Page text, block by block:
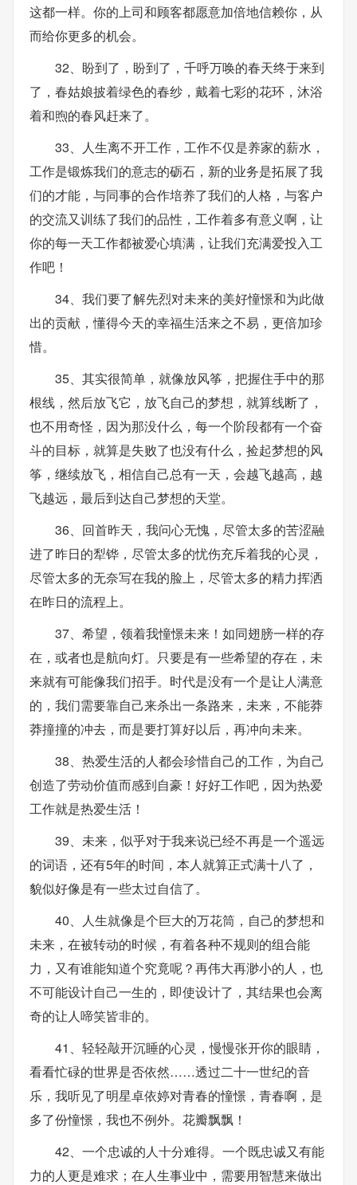
这都一样。你的上司和顾客都愿意加倍地信赖你，从
而给你更多的机会。
32、盼到了，盼到了，千呼万唤的春天终于来到
了，春姑娘披着绿色的春纱，戴着七彩的花环，沐浴
着和煦的春风赶来了。
33、人生离不开工作，工作不仅是养家的薪水，
工作是锻炼我们的意志的砺石，新的业务是拓展了我
们的才能，与同事的合作培养了我们的人格，与客户
的交流又训练了我们的品性，工作着多有意义啊，让
你的每一天工作都被爱心填满，让我们充满爱投入工
作吧！
34、我们要了解先烈对未来的美好憧憬和为此做
出的贡献，懂得今天的幸福生活来之不易，更倍加珍
惜。
35、其实很简单，就像放风筝，把握住手中的那
根线，然后放飞它，放飞自己的梦想，就算线断了，
也不用奇怪，因为那没什么，每一个阶段都有一个奋
斗的目标，就算是失败了也没有什么，捡起梦想的风
筝，继续放飞，相信自己总有一天，会越飞越高，越
飞越远，最后到达自己梦想的天堂。
36、回首昨天，我问心无愧，尽管太多的苦涩融
进了昨日的犁铧，尽管太多的忧伤充斥着我的心灵，
尽管太多的无奈写在我的脸上，尽管太多的精力挥洒
在昨日的流程上。
37、希望，领着我憧憬未来！如同翅膀一样的存
在，或者也是航向灯。只要是有一些希望的存在，未
来就有可能像我们招手。时代是没有一个是让人满意
的，我们需要靠自己来杀出一条路来，未来，不能莽
莽撞撞的冲去，而是要打算好以后，再冲向未来。
38、热爱生活的人都会珍惜自己的工作，为自己
创造了劳动价值而感到自豪！好好工作吧，因为热爱
工作就是热爱生活！
39、未来，似乎对于我来说已经不再是一个遥远
的词语，还有5年的时间，本人就算正式满十八了，
貌似好像是有一些太过自信了。
40、人生就像是个巨大的万花筒，自己的梦想和
未来，在被转动的时候，有着各种不规则的组合能
力，又有谁能知道个究竟呢？再伟大再渺小的人，也
不可能设计自己一生的，即使设计了，其结果也会离
奇的让人啼笑皆非的。
41、轻轻敲开沉睡的心灵，慢慢张开你的眼睛，
看看忙碌的世界是否依然……透过二十一世纪的音
乐，我听见了明星卓依婷对青春的憧憬，青春啊，是
多了份憧憬，我也不例外。花瓣飘飘！
42、一个忠诚的人十分难得。一个既忠诚又有能
力的人更是难求；在人生事业中，需要用智慧来做出